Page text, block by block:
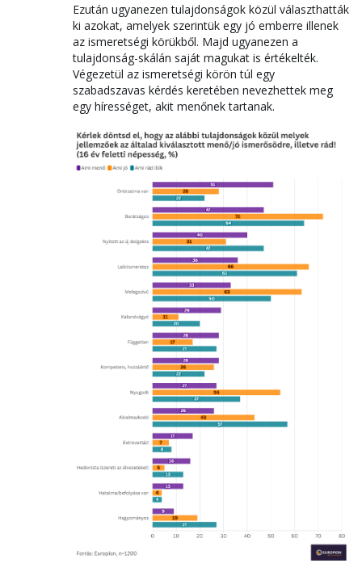
Ezután ugyanezen tulajdonságok közül választhatták
ki azokat, amelyek szerintük egy jó emberre illenek
az ismeretségi körükből. Majd ugyanezen a
tulajdonság-skálán saját magukat is értékelték.
Végezetül az ismeretségi körön túl egy
szabadszavas kérdés keretében nevezhettek meg
egy hírességet, akit menőnek tartanak.